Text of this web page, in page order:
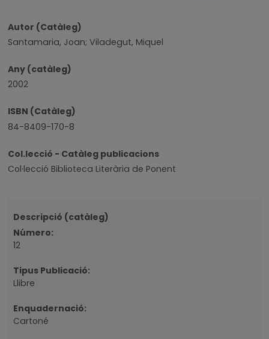
Autor (Catàleg)
Santamaria, Joan; Viladegut, Miquel
Any (catàleg)
2002
ISBN (Catàleg)
84-8409-170-8
Col.lecció - Catàleg publicacions
Col·lecció Biblioteca Literària de Ponent
Descripció (catàleg)
Número:
12
Tipus Publicació:
Llibre
Enquadernació:
Cartoné